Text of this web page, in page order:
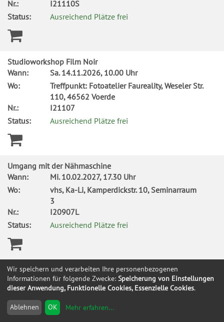
Nr.:
I21110S
Status:
Ausreichend Plätze frei
Studioworkshop Film Noir
Wann:
Sa.14.11.2026, 10.00 Uhr
Wo:
Treffpunkt: Fotoatelier Faureality, Weseler Str.
110, 46562 Voerde
Nr.:
I21107
Status:
Ausreichend Plätze frei
Umgang mit der Nähmaschine
Wann:
Mi.10.02.2027, 17.30 Uhr
Wo:
vhs, Ka-Li, Kamperdickstr. 10, Seminarraum
3
Nr.:
I20907L
Status:
Ausreichend Plätze frei
Werkstatt rund ums Buch: Papier färben -
Buchbinden/Buchprojekte
Wann:
Mo.14.09.2026, 17.00 Uhr
Wo:
vhs, Wilhelm-Schroeder-Str. 10, 2.OG,
Kunstraum 1
Wir speichern und verarbeiten Ihre personenbezogenen
Informationen für folgende Zwecke: Speicherung von Einstellungen
dieser Anwendung, Funktionelle Cookies, Essenzielle Cookies.
Ablehnen OK Mehr erfahren...